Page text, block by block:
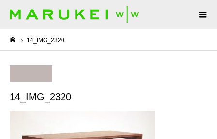
14_IMG_2320
14_IMG_2320